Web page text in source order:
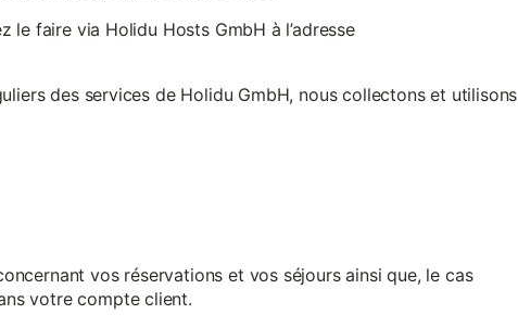
le faire via Holidu Hosts GmbH à l’adresse
des services de Holidu GmbH, nous collectons et utilisons
vos réservations et vos séjours ainsi que, le cas
votre compte client.